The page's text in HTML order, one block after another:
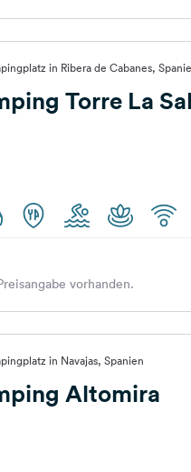
in Ribera de Cabanes,
Torre La Sal
vorhanden.
in Navajas, Spanien
Altomira